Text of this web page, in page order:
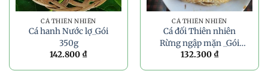
CÁ THIÊN NHIÊN
Cá hanh Nước lợ_Gói
350g
142.800 ₫
CÁ THIÊN NHIÊN
Cá đối Thiên nhiên
Rừng ngập mặn _Gói
350g
132.300 ₫